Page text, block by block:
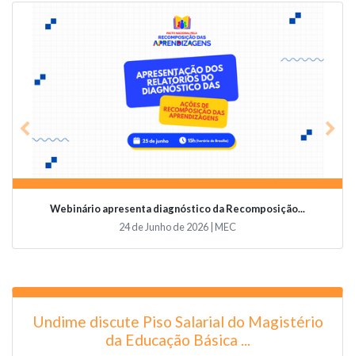
Webinário apresenta diagnóstico da Recomposição...
24 de Junho de 2026 | MEC
Previous
Undime discute Piso Salarial do Magistério
da Educação Básica ...